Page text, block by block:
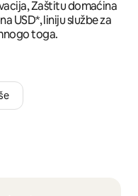
Zaštitu domaćina
USD*, liniju službe za
toga.